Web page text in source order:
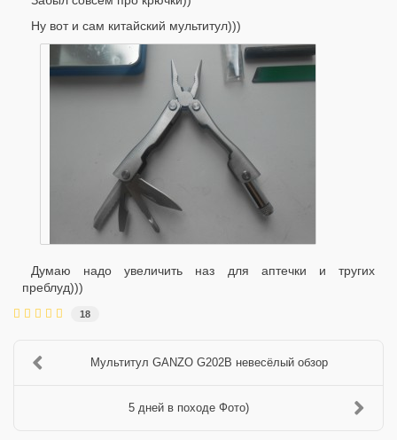
Ну вот и сам китайский мультитул)))
Думаю надо увеличить наз для аптечки и тругих
преблуд)))
18
Мультитул GANZO G202B невесёлый обзор
5 дней в походе Фото)